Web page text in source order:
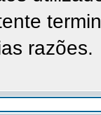
razões.